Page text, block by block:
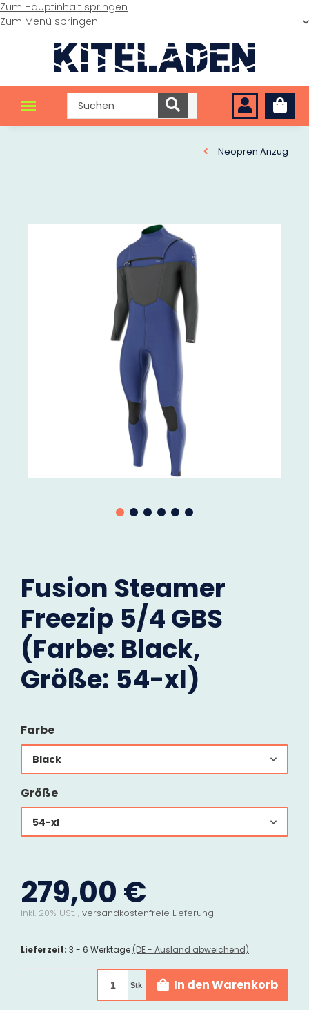
Zum Hauptinhalt springen
Zum Menü springen
Neopren Anzug
Fusion Steamer
Freezip 5/4 GBS
(Farbe: Black,
Größe: 54-xl)
Farbe
Black
Größe
54-xl
279,00 €
inkl. 20% USt. , versandkostenfreie Lieferung
Lieferzeit: 3 - 6 Werktage (DE - Ausland abweichend)
Stk In den Warenkorb